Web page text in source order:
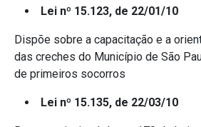
Lei nº 15.123, de 22/01/10
Dispõe sobre a capacitação e a
das creches do Município de São
de primeiros socorros
Lei nº 15.135, de 22/03/10